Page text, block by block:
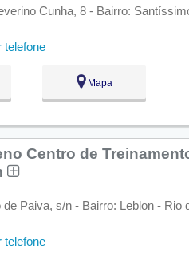
Cunha, 8 - Bairro:
telefone
Mapa
Centro de
de Paiva, s/n - Bairro: Leblon - Rio
telefone